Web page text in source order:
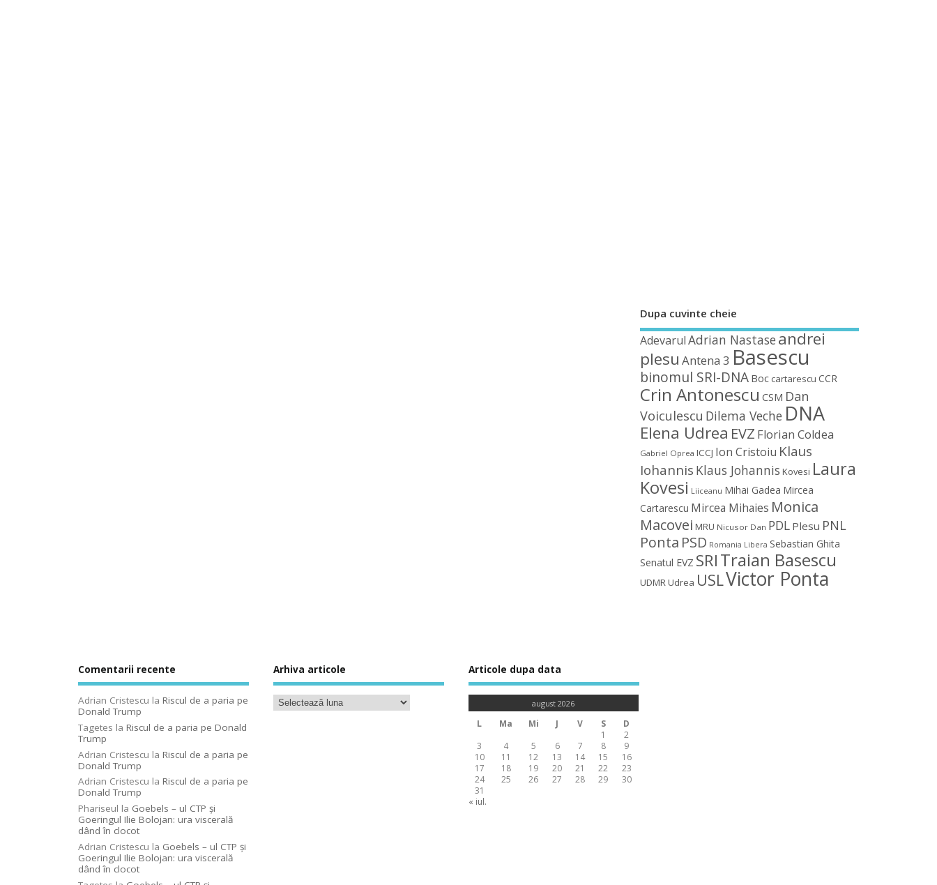
Dupa cuvinte cheie
Adevarul Adrian Nastaseandrei
plesu Antena 3 Basescu
binomul SRI-DNA Boc cartarescu CCR
Crin Antonescu CSM Dan
Voiculescu Dilema Veche DNA
Elena Udrea EVZ Florian Coldea
Gabriel Oprea ICCJ Ion Cristoiu Klaus
Iohannis Klaus Johannis Kovesi Laura
Kovesi Liiceanu Mihai Gadea Mircea
Cartarescu Mircea Mihaies Monica
Macovei MRU Nicusor Dan PDL Plesu PNL
Ponta PSD Romania Libera Sebastian Ghita
Senatul EVZ SRITraian Basescu
UDMRUdrea USLVictor Ponta
Comentarii recente
Adrian Cristescu la Riscul de a paria pe
Donald Trump
Tagetes la Riscul de a paria pe Donald
Trump
Adrian Cristescu la Riscul de a paria pe
Donald Trump
Adrian Cristescu la Riscul de a paria pe
Donald Trump
Phariseul la Goebels – ul CTP şi
Goeringul Ilie Bolojan: ura viscerală
dând în clocot
Adrian Cristescu la Goebels – ul CTP şi
Goeringul Ilie Bolojan: ura viscerală
dând în clocot
Arhiva articole Articole dupa data
august 2026
L Ma Mi J V S
D
1
2
3
4 5 6 7 8
9
10
11 12 13 14 15
16
17
18 19 20 21 22
23
24
25 26 27 28 29
30
31
« iul.